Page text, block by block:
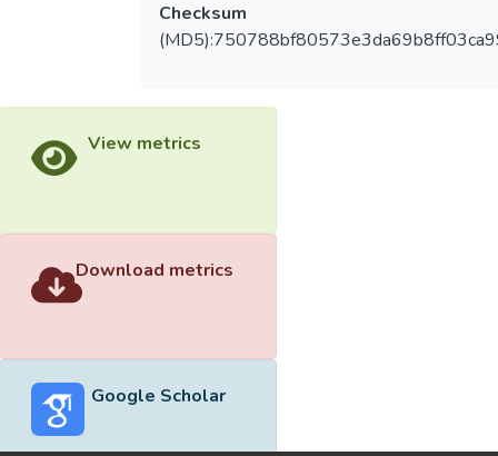
Checksum
View metrics
Download metrics
Google Scholar